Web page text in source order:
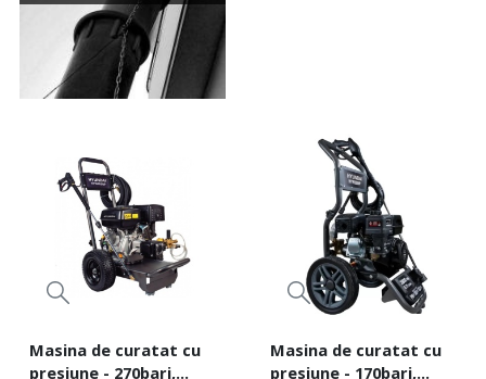
Masina de curatat cu
presiune - 270bari,
Masina de curatat cu
presiune - 170bari,